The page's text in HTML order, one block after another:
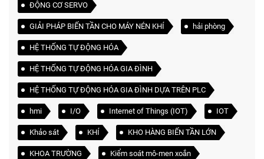
ĐỘNG CƠ SERVO
GIẢI PHÁP BIẾN TẦN CHO MÁY NÉN KHÍ hải phòng
HỆ THỐNG TỰ ĐỘNG HÓA
HỆ THỐNG TỰ ĐỘNG HÓA GIA ĐÌNH
HỆ THỐNG TỰ ĐỘNG HÓA GIA ĐÌNH DỰA TRÊN PLC
hmi I/O Internet of Things (IOT) IOT
Khảo sát KHÍ KHO HÀNG BIẾN TẦN LỚN
KHOA TRƯỜNG Kiểm soát mô-men xoắn